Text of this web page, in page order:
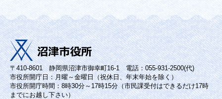
〒410-8601 静岡県沼津市御幸町16-1 電話：055-931-2500(代)
市役所開庁日：月曜～金曜日（祝休日、年末年始を除く）
市役所開庁時間：8時30分～17時15分（市民課受付はできるだけ17時
までにお越し下さい）